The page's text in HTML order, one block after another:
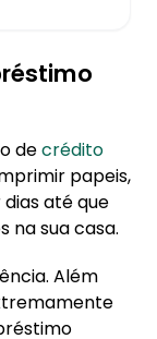
decrédito
papeis,
até que
na sua casa.
Além